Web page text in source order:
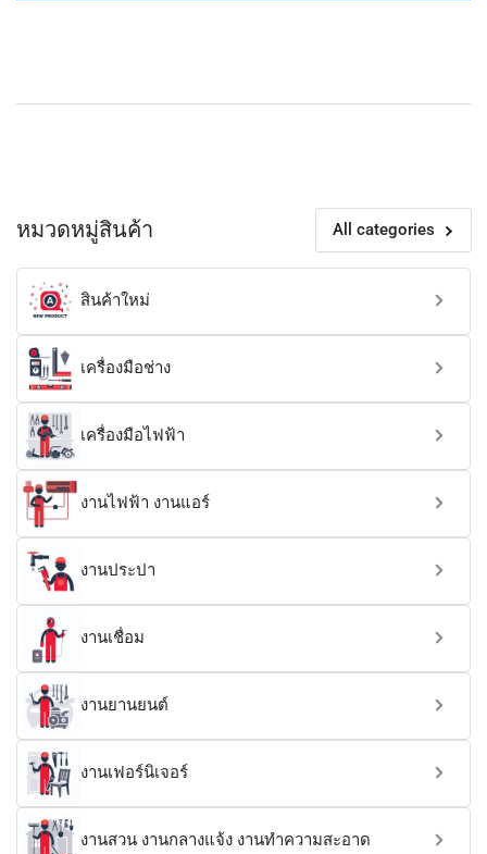
หมวดหมู่สินค้า All categories
สินค้าใหม่
เครื่องมือช่าง
เครื่องมือไฟฟ้า
งานไฟฟ้า งานแอร์
งานประปา
งานเชื่อม
งานยานยนต์
งานเฟอร์นิเจอร์
งานสวน งานกลางแจ้ง งานทำความสะอาด